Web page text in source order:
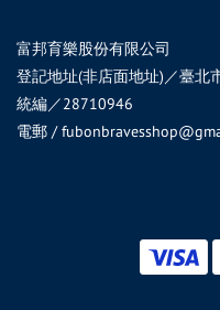
富邦育樂股份有限公司
登記地址(非店面地址)／臺北
統編／28710946
電郵 /